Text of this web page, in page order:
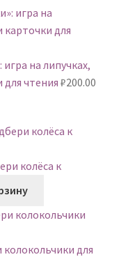
на липучках,
чтения ₽200.00
колёса к
для